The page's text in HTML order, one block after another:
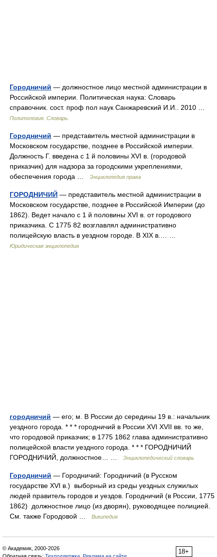
Городничий — должностное лицо местной администрации в
Российской империи. Политическая наука: Словарь
справочник. сост. проф пол наук Санжаревский И.И.. 2010 …
Политология. Словарь.
Городничий — представитель местной администрации в
Московском государстве, позднее в Российской империи.
Должность Г. введена с 1 й половины XVI в. (городовой
приказчик) для надзора за городскими укреплениями,
обеспечения города …
Энциклопедия права
ГОРОДНИЧИЙ — представитель местной администрации в
Московском государстве, позднее в Российской Империи (до
1862). Ведет начало с 1 й половины XVI в. от городового
приказчика. С 1775 82 возглавлял административно
полицейскую власть в уездном городе. В XIX в.… …
Юридическая энциклопедия
городничий — его; м. В России до середины 19 в.: начальник
уездного города. * * * городничий в России XVI XVII вв. то же,
что городовой приказчик; в 1775 1862 глава административно
полицейской власти уездного города. * * * ГОРОДНИЧИЙ
ГОРОДНИЧИЙ, должностное… …
Энциклопедический словарь
Городничий — Городничий: Городничий (в Русском
государстве XVI в.) выборный из среды уездных служилых
людей правитель городов и уездов. Городничий (в России, 1775
1862) должностное лицо (из дворян), руководящее полицией.
См. также Городовой …
Википедия
18+
© Академик, 2000-2026